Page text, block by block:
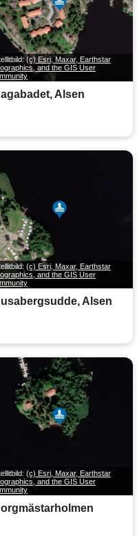
(c) Esri, Maxar, Earthstar
and the GIS User
Alsen
(c) Esri, Maxar, Earthstar
and the GIS User
Alsen
(c) Esri, Maxar, Earthstar
and the GIS User